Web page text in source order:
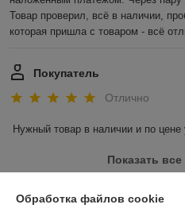
Товар проверил, всё в наличии,
которая пришла с товаром - всё
Покупатель
Отлично
Нужный товар в наличии и по цене
Показать
Обработка файлов cookie